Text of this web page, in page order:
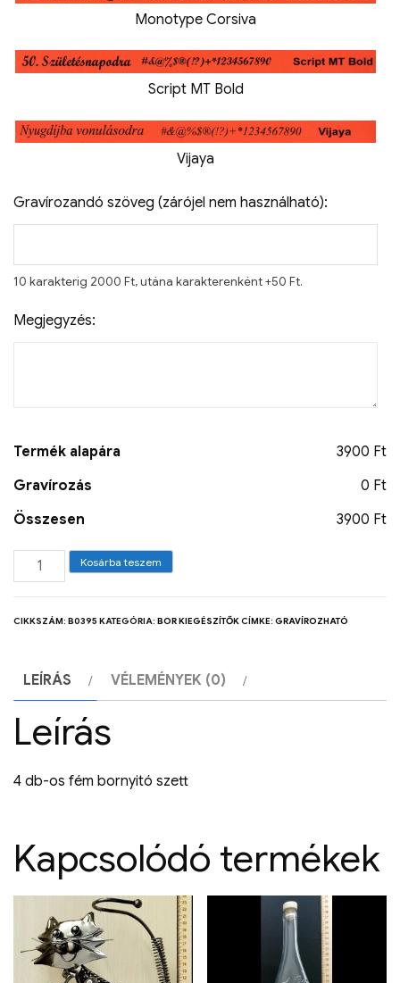
Monotype Corsiva
Script MT Bold
Vijaya
Gravírozandó szöveg (zárójel nem használható):
10 karakterig 2000 Ft, utána karakterenként +50 Ft.
Megjegyzés:
Termék alapára
3900 Ft
Gravírozás
0 Ft
Összesen
3900 Ft
Kosárba teszem
CIKKSZÁM: B0395 KATEGÓRIA: BOR KIEGÉSZÍTŐKCÍMKE: GRAVÍROZHATÓ
LEÍRÁS VÉLEMÉNYEK (0)
Leírás
4 db-os fém bornyitó szett
Kapcsolódó termékek